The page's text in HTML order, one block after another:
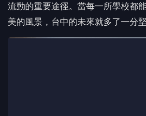
流動的重要途徑。當每一所學校都
美的風景，台中的未來就多了一分堅